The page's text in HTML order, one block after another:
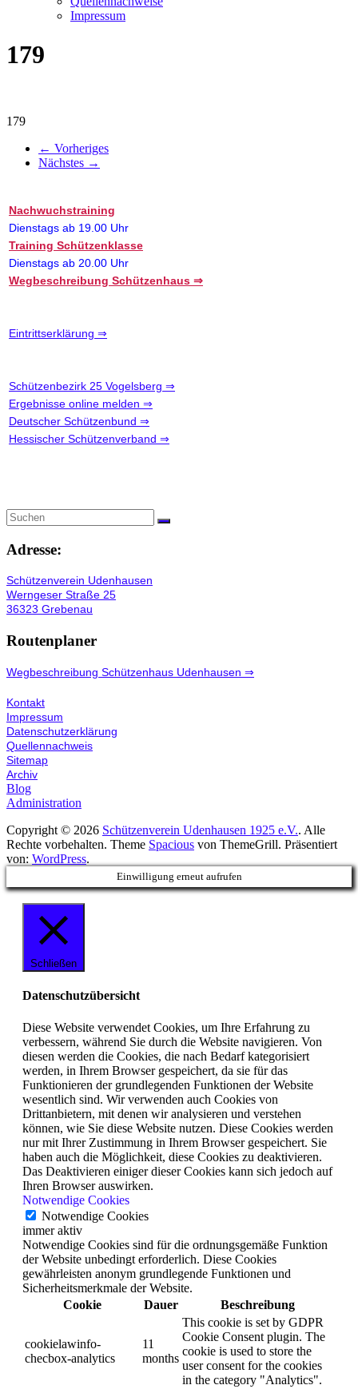
Impressum
179
179
← Vorheriges
Nächstes →
Nachwuchstraining
Dienstags ab 19.00 Uhr
Training Schützenklasse
Dienstags ab 20.00 Uhr
Wegbeschreibung Schützenhaus ⇒
Eintrittserklärung ⇒
Schützenbezirk 25 Vogelsberg ⇒
Ergebnisse online melden ⇒
Deutscher Schützenbund ⇒
Hessischer Schützenverband ⇒
Adresse:
Schützenverein Udenhausen
Werngeser Straße 25
36323 Grebenau
Routenplaner
Wegbeschreibung Schützenhaus Udenhausen ⇒
Kontakt
Impressum
Datenschutzerklärung
Quellennachweis
Sitemap
Archiv
Blog
Administration
Copyright © 2026 Schützenverein Udenhausen 1925 e.V.. Alle
Rechte vorbehalten. Theme Spacious von ThemeGrill. Präsentiert
von: WordPress.
Einwilligung erneut aufrufen
Schließen
Datenschutzübersicht
Diese Website verwendet Cookies, um Ihre Erfahrung zu
verbessern, während Sie durch die Website navigieren. Von
diesen werden die Cookies, die nach Bedarf kategorisiert
werden, in Ihrem Browser gespeichert, da sie für das
Funktionieren der grundlegenden Funktionen der Website
wesentlich sind. Wir verwenden auch Cookies von
Drittanbietern, mit denen wir analysieren und verstehen
können, wie Sie diese Website nutzen. Diese Cookies werden
nur mit Ihrer Zustimmung in Ihrem Browser gespeichert. Sie
haben auch die Möglichkeit, diese Cookies zu deaktivieren.
Das Deaktivieren einiger dieser Cookies kann sich jedoch auf
Ihren Browser auswirken.
Notwendige Cookies
Notwendige Cookies
immer aktiv
Notwendige Cookies sind für die ordnungsgemäße Funktion
der Website unbedingt erforderlich. Diese Cookies
gewährleisten anonym grundlegende Funktionen und
Sicherheitsmerkmale der Website.
Cookie
Dauer Beschreibung
cookielawinfo-
checbox-analytics
11
months
This cookie is set by GDPR
Cookie Consent plugin. The
cookie is used to store the
user consent for the cookies
in the category "Analytics".